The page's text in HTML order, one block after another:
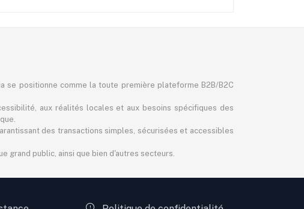
se positionne comme la toute première plateforme B2B/B2C
aux réalités locales et aux besoins spécifiques des
des transactions simples, sécurisées et accessibles
grand public, ainsi que bien d'autres secteurs.